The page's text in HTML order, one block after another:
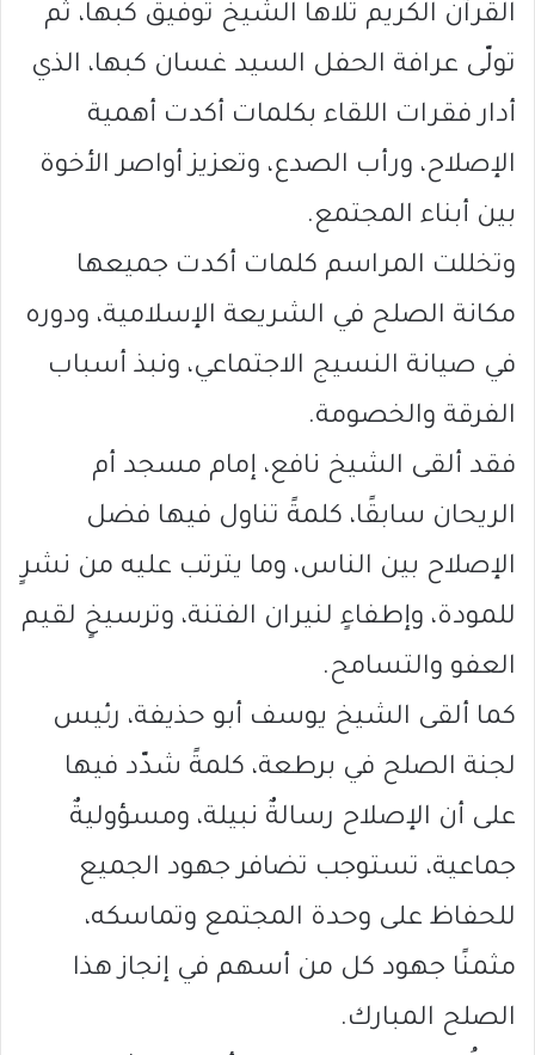
القرآن الكريم تلاها الشيخ توفيق كبها، ثم
تولّى عرافة الحفل السيد غسان كبها، الذي
أدار فقرات اللقاء بكلمات أكدت أهمية
الإصلاح، ورأب الصدع، وتعزيز أواصر الأخوة
بين أبناء المجتمع.
وتخللت المراسم كلمات أكدت جميعها
مكانة الصلح في الشريعة الإسلامية، ودوره
في صيانة النسيج الاجتماعي، ونبذ أسباب
الفرقة والخصومة.
فقد ألقى الشيخ نافع، إمام مسجد أم
الريحان سابقًا، كلمةً تناول فيها فضل
الإصلاح بين الناس، وما يترتب عليه من نشرٍ
للمودة، وإطفاءٍ لنيران الفتنة، وترسيخٍ لقيم
العفو والتسامح.
كما ألقى الشيخ يوسف أبو حذيفة، رئيس
لجنة الصلح في برطعة، كلمةً شدّد فيها
على أن الإصلاح رسالةٌ نبيلة، ومسؤوليةٌ
جماعية، تستوجب تضافر جهود الجميع
للحفاظ على وحدة المجتمع وتماسكه،
مثمنًا جهود كل من أسهم في إنجاز هذا
الصلح المبارك.